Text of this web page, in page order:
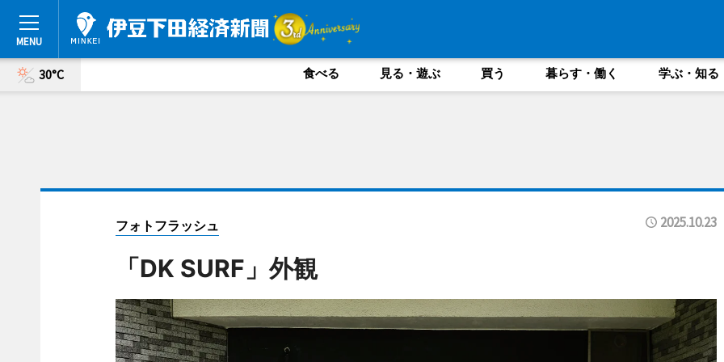
30°C 食べる 見る・遊ぶ 買う 暮らす・働く 学ぶ・知る
フォトフラッシュ 2025.10.23
「DK SURF」外観